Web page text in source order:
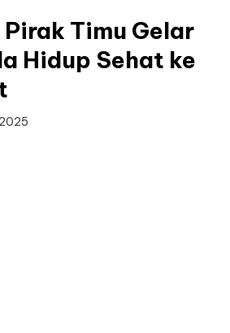
Pirak Timu Gelar
Hidup Sehat ke